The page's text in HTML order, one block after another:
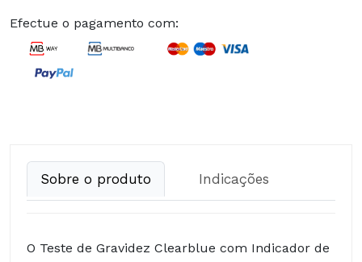
Efectue o pagamento com:
Sobre o produto Indicações
O Teste de Gravidez Clearblue com Indicador de